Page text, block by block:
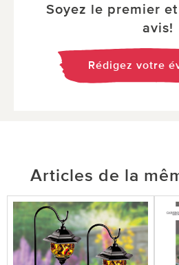
Soyez le premier
avis!
Rédigez votre
Articles de la